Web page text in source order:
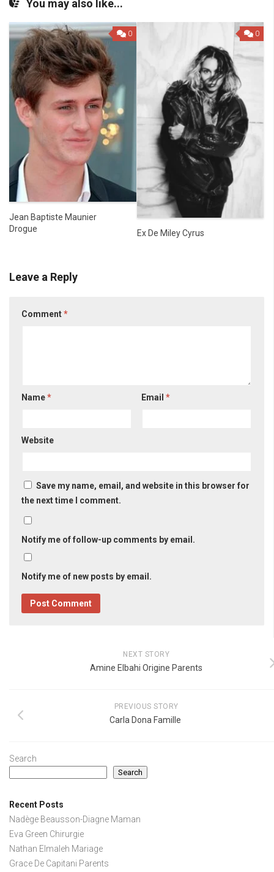
You may also like...
0
Jean Baptiste Maunier
Drogue
0
Ex De Miley Cyrus
Leave a Reply
Comment*
Name* Email*
Website
Save my name, email, and website in this browser for
the next time I comment.
Notify me of follow-up comments by email.
Notify me of new posts by email.
NEXT STORY
Amine Elbahi Origine Parents
PREVIOUS STORY
Carla Dona Famille
Search
Search
Recent Posts
Nadège Beausson-Diagne Maman
Eva Green Chirurgie
Nathan Elmaleh Mariage
Grace De Capitani Parents